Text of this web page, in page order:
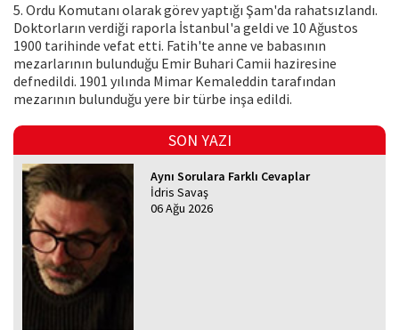
5. Ordu Komutanı olarak görev yaptığı Şam'da rahatsızlandı.
Doktorların verdiği raporla İstanbul'a geldi ve 10 Ağustos
1900 tarihinde vefat etti. Fatih'te anne ve babasının
mezarlarının bulunduğu Emir Buhari Camii haziresine
defnedildi. 1901 yılında Mimar Kemaleddin tarafından
mezarının bulunduğu yere bir türbe inşa edildi.
SON YAZI
Aynı Sorulara Farklı Cevaplar
İdris Savaş
06 Ağu 2026